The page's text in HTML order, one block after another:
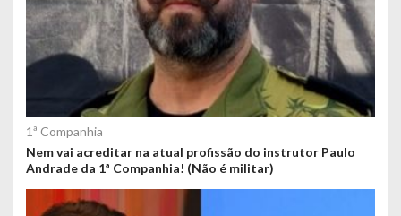
1ª Companhia
Nem vai acreditar na atual profissão do instrutor Paulo
Andrade da 1ª Companhia! (Não é militar)